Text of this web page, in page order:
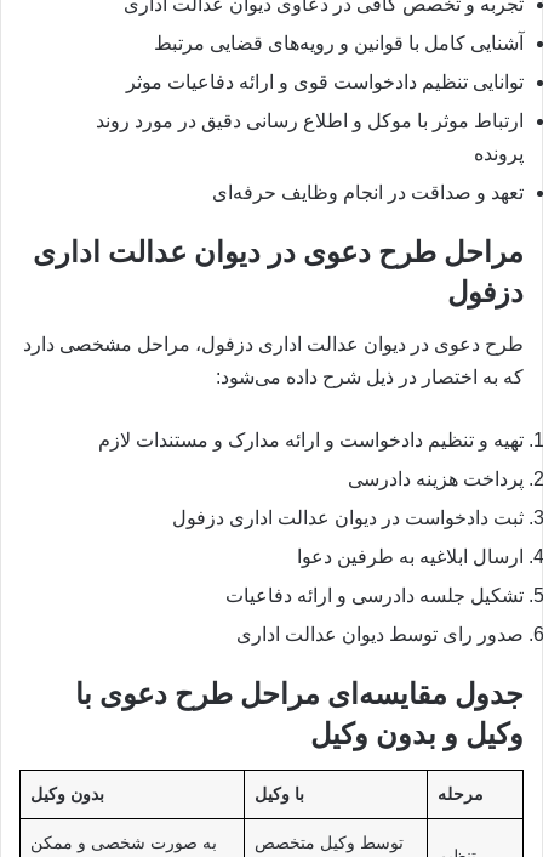
آشنایی کامل با قوانین و رویه‌های قضایی مرتبط
توانایی تنظیم دادخواست قوی و ارائه دفاعیات موثر
ارتباط موثر با موکل و اطلاع رسانی دقیق در مورد روند
پرونده
تعهد و صداقت در انجام وظایف حرفه‌ای
مراحل طرح دعوی در دیوان عدالت اداری
دزفول
طرح دعوی در دیوان عدالت اداری دزفول، مراحل مشخصی دارد
که به اختصار در ذیل شرح داده می‌شود:
تهیه و تنظیم دادخواست و ارائه مدارک و مستندات لازم
پرداخت هزینه دادرسی
ثبت دادخواست در دیوان عدالت اداری دزفول
ارسال ابلاغیه به طرفین دعوا
تشکیل جلسه دادرسی و ارائه دفاعیات
صدور رای توسط دیوان عدالت اداری
جدول مقایسه‌ای مراحل طرح دعوی با
وکیل و بدون وکیل
مرحله با وکیل بدون وکیل
توسط وکیل متخصص به صورت شخصی و ممکن